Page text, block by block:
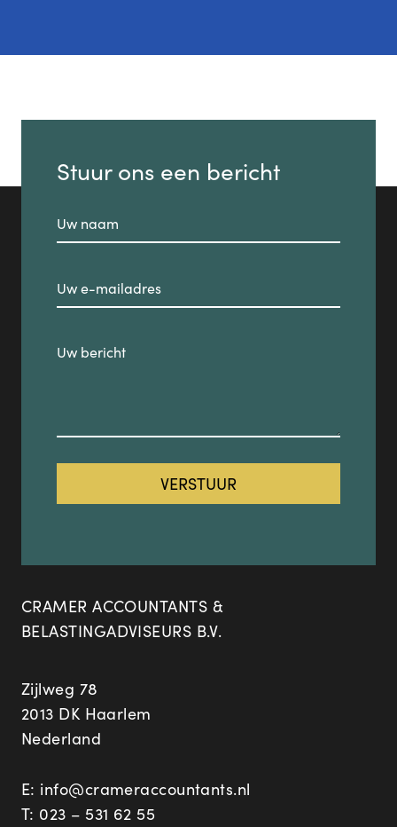
Stuur ons een bericht
CRAMER ACCOUNTANTS &
BELASTINGADVISEURS B.V.
Zijlweg 78
2013 DK Haarlem
Nederland
E: info@crameraccountants.nl
T: 023 – 531 62 55